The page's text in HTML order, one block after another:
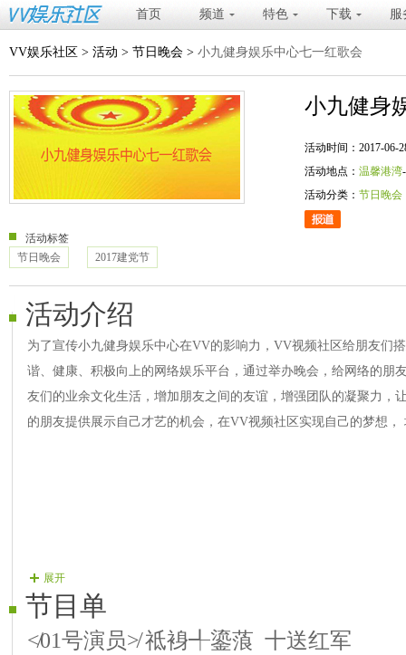
首页 频道 特色 下载 服
VV娱乐社区 > 活动 > 节日晚会 > 小九健身娱乐中心七一红歌会
小九健身
活动时间：2017-06-
活动地点： 温馨港湾
活动分类： 节日晚会
活动标签
节日晚会
2017建党节
活动介绍
为了宣传小九健身娱乐中心在VV的影响力，VV视频社区给朋友们
谐、健康、积极向上的网络娱乐平台，通过举办晚会，给网络的朋
友们的业余文化生活，增加朋友之间的友谊，增强团队的凝聚力，
的朋友提供展示自己才艺的机会，在VV视频社区实现自己的梦想
展开
节目单
≮01号演员≯ 祗裑╃鎏蒗 十送红军